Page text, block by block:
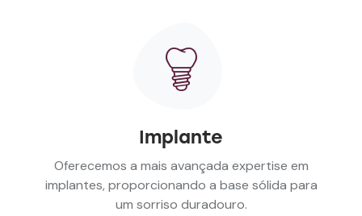
Implante
Oferecemos a mais avançada expertise em
implantes, proporcionando a base sólida para
um sorriso duradouro.